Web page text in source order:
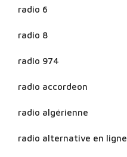
radio 6
radio 8
radio 974
radio accordeon
radio algérienne
radio alternative en ligne